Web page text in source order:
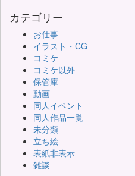
カテゴリー
お仕事
イラスト・CG
コミケ
コミケ以外
保管庫
動画
同人イベント
同人作品一覧
未分類
立ち絵
表紙非表示
雑談